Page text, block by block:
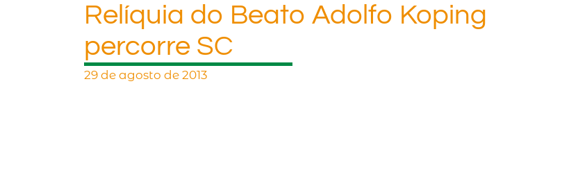
Relíquia do Beato Adolfo Koping
percorre SC
29 de agosto de 2013